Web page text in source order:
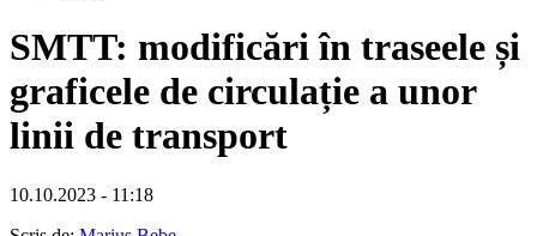
SMTT: modificări în traseele și
graficele de circulație a unor
linii de transport
10.10.2023 - 11:18